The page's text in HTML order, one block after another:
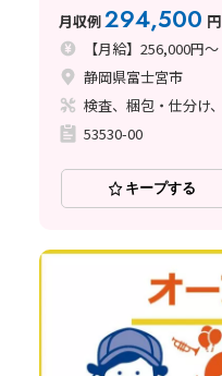
月収例294,500 円
【月給】256,000円～
静岡県富士宮市
53530-00
キープする